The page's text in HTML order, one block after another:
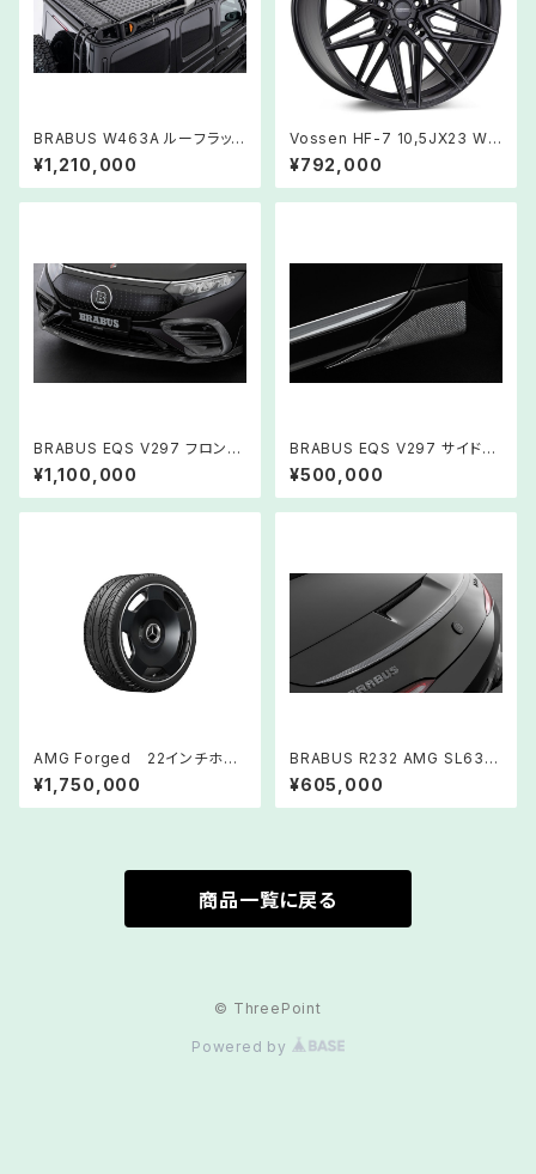
BRABUS W463A ルーフラッ
ク ラダー
¥1,210,000
Vossen HF-7 10,5JX23 Wh
eel MB W463A
¥792,000
BRABUS EQS V297 フロント
スポイラー カーボン
¥1,100,000
BRABUS EQS V297 サイドス
カートアドオン カーボン
¥500,000
AMG Forged 22インチホイ
ール マットブラック Nitto タイ
ヤセット
¥1,750,000
BRABUS R232 AMG SL63 ｶ
ｰﾎﾞﾝﾘｱｽﾎﾟｲﾗｰ
¥605,000
商品一覧に戻る
© ThreePoint
Powered by